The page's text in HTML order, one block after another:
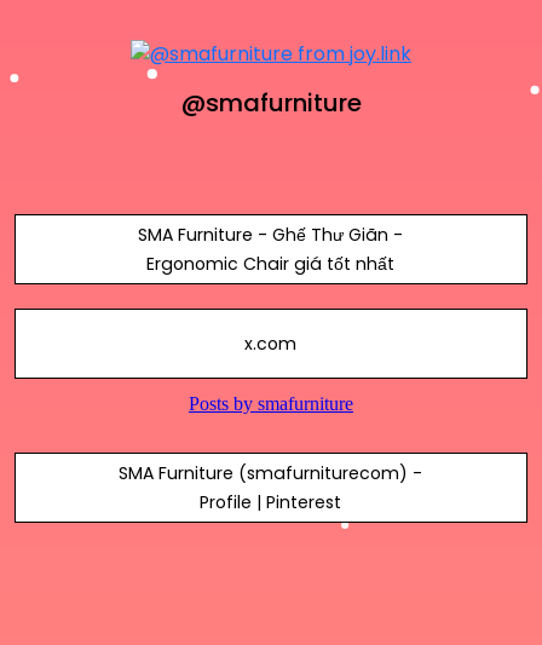
@smafurniture
SMA Furniture - Ghế Thư Giãn -
Ergonomic Chair giá tốt nhất
x.com
SMA Furniture (smafurniturecom) -
Profile | Pinterest